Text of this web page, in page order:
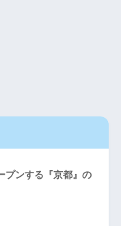
プンする『京都』の